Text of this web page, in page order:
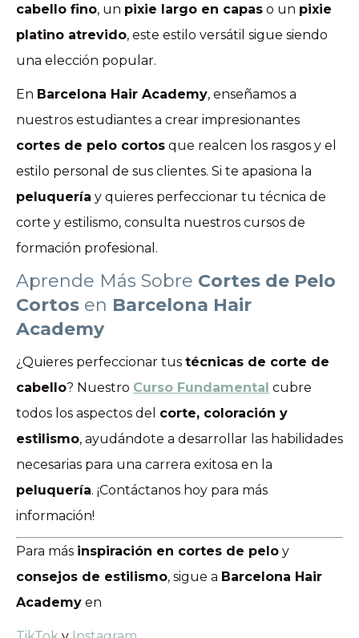
cabello fino, un pixie largo en capas o un pixie
platino atrevido, este estilo versátil sigue siendo
una elección popular.
En Barcelona Hair Academy, enseñamos a
nuestros estudiantes a crear impresionantes
cortes de pelo cortos que realcen los rasgos y el
estilo personal de sus clientes. Si te apasiona la
peluquería y quieres perfeccionar tu técnica de
corte y estilismo, consulta nuestros cursos de
formación profesional.
Aprende Más Sobre Cortes de Pelo
Cortos en Barcelona Hair
Academy
¿Quieres perfeccionar tus técnicas de corte de
cabello? Nuestro Curso Fundamental cubre
todos los aspectos del corte, coloración y
estilismo, ayudándote a desarrollar las habilidades
necesarias para una carrera exitosa en la
peluquería. ¡Contáctanos hoy para más
información!
Para más inspiración en cortes de pelo y
consejos de estilismo, sigue a Barcelona Hair
Academy en